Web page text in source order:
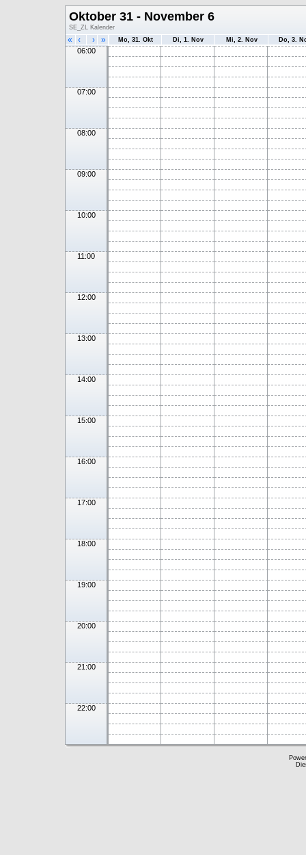
Oktober 31 - November 6
SE_ZL Kalender
« ‹ › » Mo, 31. Okt Di, 1. Nov Mi, 2. Nov Do, 3.
06:00
07:00
08:00
09:00
10:00
11:00
12:00
13:00
14:00
15:00
16:00
17:00
18:00
19:00
20:00
21:00
22:00